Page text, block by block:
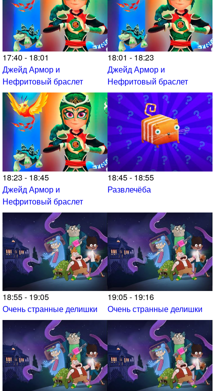
17:40 - 18:01
Джейд Армор и
Нефритовый браслет
18:01 - 18:23
Джейд Армор и
Нефритовый браслет
18:23 - 18:45
Джейд Армор и
Нефритовый браслет
18:45 - 18:55
Развлечёба
18:55 - 19:05
Очень странные делишки
19:05 - 19:16
Очень странные делишки